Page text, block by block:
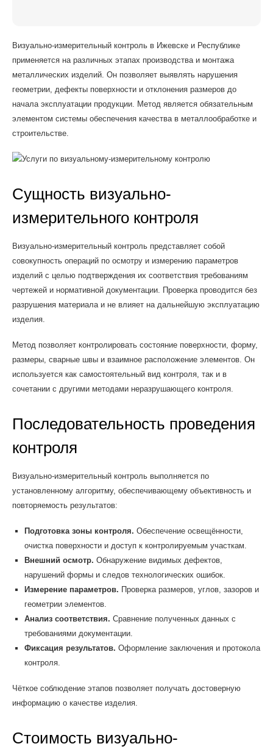
Визуально-измерительный контроль в Ижевске и Республике
применяется на различных этапах производства и монтажа
металлических изделий. Он позволяет выявлять нарушения
геометрии, дефекты поверхности и отклонения размеров до
начала эксплуатации продукции. Метод является обязательным
элементом системы обеспечения качества в металлообработке и
строительстве.
Сущность визуально-
измерительного контроля
Визуально-измерительный контроль представляет собой
совокупность операций по осмотру и измерению параметров
изделий с целью подтверждения их соответствия требованиям
чертежей и нормативной документации. Проверка проводится без
разрушения материала и не влияет на дальнейшую эксплуатацию
изделия.
Метод позволяет контролировать состояние поверхности, форму,
размеры, сварные швы и взаимное расположение элементов. Он
используется как самостоятельный вид контроля, так и в
сочетании с другими методами неразрушающего контроля.
Последовательность проведения
контроля
Визуально-измерительный контроль выполняется по
установленному алгоритму, обеспечивающему объективность и
повторяемость результатов:
Подготовка зоны контроля. Обеспечение освещённости,
очистка поверхности и доступ к контролируемым участкам.
Внешний осмотр. Обнаружение видимых дефектов,
нарушений формы и следов технологических ошибок.
Измерение параметров. Проверка размеров, углов, зазоров и
геометрии элементов.
Анализ соответствия. Сравнение полученных данных с
требованиями документации.
Фиксация результатов. Оформление заключения и протокола
контроля.
Чёткое соблюдение этапов позволяет получать достоверную
информацию о качестве изделия.
Стоимость визуально-